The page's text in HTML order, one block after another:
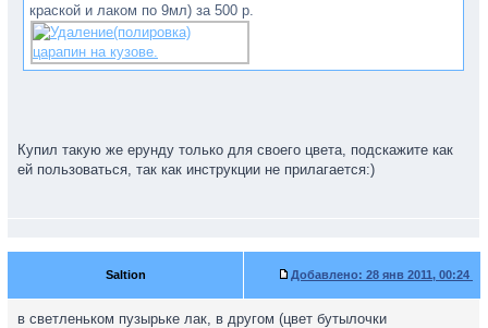
краской и лаком по 9мл) за 500 р.
Купил такую же ерунду только для своего цвета, подскажите как
ей пользоваться, так как инструкции не прилагается:)
Saltion Добавлено: 28 янв 2011, 00:24
в светленьком пузырьке лак, в другом (цвет бутылочки